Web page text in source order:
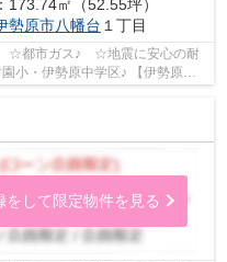
173.74㎡（52.55坪）
勢原市八幡台 １丁目
☆都市ガス♪ ☆地震に安心の耐
・伊勢原中学区♪ 【伊勢原市
をして限定物件を見る